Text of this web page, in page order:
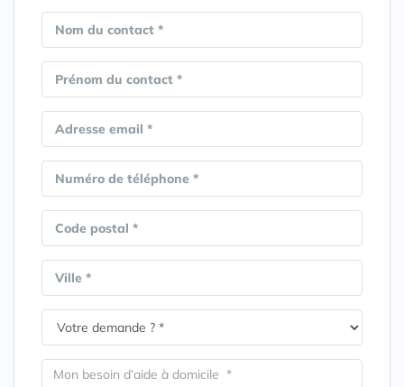
Nom du contact *
Prénom du contact *
Adresse email *
Numéro de téléphone *
Code postal *
Ville *